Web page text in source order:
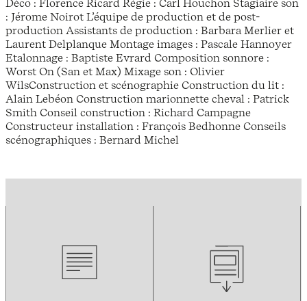
Déco : Florence Ricard Régie : Carl Houchon Stagiaire son
: Jérome Noirot L’équipe de production et de post-
production Assistants de production : Barbara Merlier et
Laurent Delplanque Montage images : Pascale Hannoyer
Etalonnage : Baptiste Evrard Composition sonnore :
Worst On (San et Max) Mixage son : Olivier
WilsConstruction et scénographie Construction du lit :
Alain Lebéon Construction marionnette cheval : Patrick
Smith Conseil construction : Richard Campagne
Constructeur installation : François Bedhonne Conseils
scénographiques : Bernard Michel